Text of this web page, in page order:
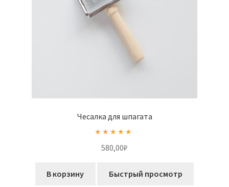
Чесалка для шпагата
из 5
580,00₽
В корзину Быстрый просмотр